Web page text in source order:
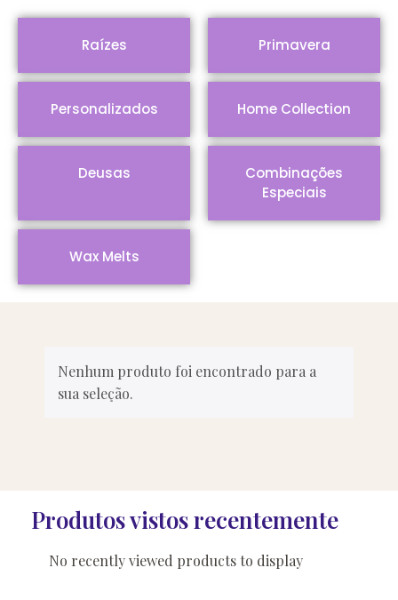
Raízes Primavera
Personalizados Home Collection
Deusas
Combinações
Especiais
Wax Melts
Nenhum produto foi encontrado para a
sua seleção.
Produtos vistos recentemente
No recently viewed products to display